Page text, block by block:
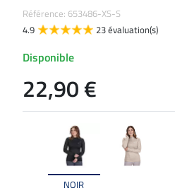
NOIR
Référence: 653486-XS-S
4.9
23 évaluation(s)
Disponible
22,90 €